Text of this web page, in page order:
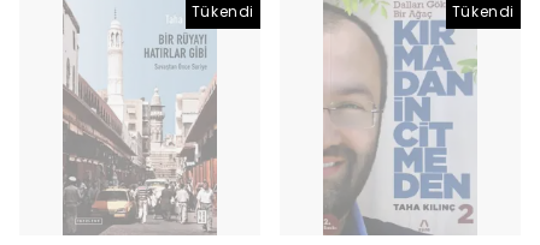
Tükendi Tükendi